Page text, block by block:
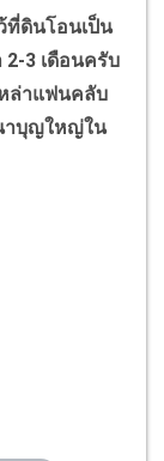
ดินโอนเป็น
2-3 เดือนครับ
ล่าแฟนคลับ
าบุญใหญ่ใน